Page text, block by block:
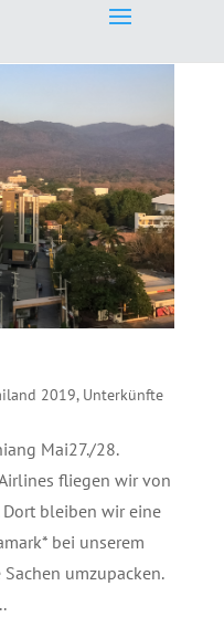
2019, Unterkünfte
Mai27./28.
fliegen wir von
bleiben wir eine
bei unserem
umzupacken.